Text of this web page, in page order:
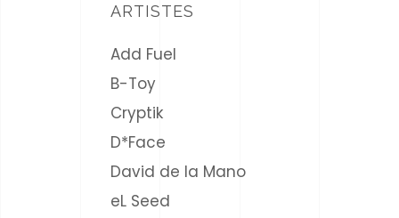
ARTISTES
Add Fuel
B-Toy
Cryptik
D*Face
David de la Mano
eL Seed